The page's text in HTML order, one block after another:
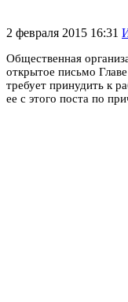
2 февраля 2015 16:31
Общественная
открытое письмо
требует принудить к
ее с этого поста по